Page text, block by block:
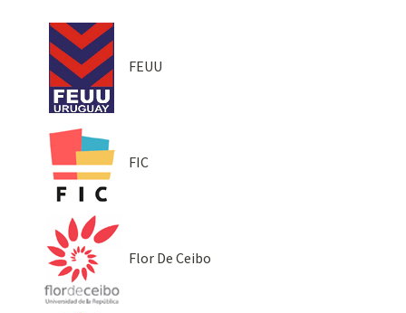
FEUU
FIC
Flor De Ceibo